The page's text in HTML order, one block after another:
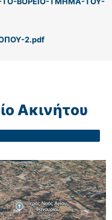
2.pdf
Ακινήτου